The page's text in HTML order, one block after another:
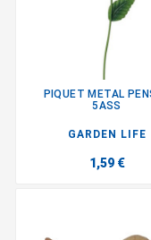
PIQUET METAL
5ASS
GARDEN LIFE
1,59 €